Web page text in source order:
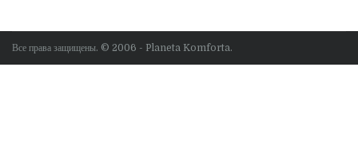
Все права защищены. © 2006 - Planeta Komforta.